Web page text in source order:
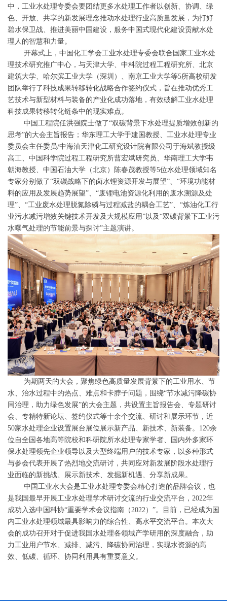
中，工业水处理专委会要团结更多水处理工作者以创新、协调、绿
色、开放、共享的新发展理念推动水处理行业高质量发展，为打好
碧水保卫战、推进美丽中国建设，服务中国式现代化建设贡献水处
理人的智慧和力量。
开幕式上，中国化工学会工业水处理专委会联合国家工业水处
理技术研究推广中心，与天津大学、中科院过程工程研究所、北京
建筑大学、哈尔滨工业大学（深圳）、南京工业大学等5所高校研发
团队举行了科技成果转移转化战略合作签约仪式，旨在推动优秀工
艺技术与新型材料与装备的产业化成功落地，有效破解工业水处理
科技成果转移转化链条中的现实难点。
中国工程院任洪强院士做了“双碳背景下水处理提质增效创新的
思考”的大会主旨报告；华东理工大学于建国教授、工业水处理专业
委员会主任委员/中海油天津化工研究设计院有限公司于海斌教授级
高工、中国科学院过程工程研究所曹宏斌研究员、华南理工大学韦
朝海教授、中国石油大学（北京）陈春茂教授等5位水处理领域知名
专家分别做了“双碳战略下的卤水锂资源开发与展望”、“环境功能材
料的应用及发展趋势展望”、“废锂电池资源化利用的废水溯源及处
理”、“工业废水处理脱氮除磷与过程减盐的耦合工艺”、“炼油化工行
业污水减污增效关键技术开发及大规模应用”以及“双碳背景下工业污
水曝气处理的节能前景与探讨”主题演讲。
为期两天的大会，聚焦绿色高质量发展背景下的工业用水、节
水、治水过程中的热点、难点和卡脖子问题，围绕“节水减污降碳协
同治理，助力绿色发展”的大会主题，共设置主旨报告会、专题研讨
会、专精特新论坛、签约仪式等十余个交流、研讨和展示环节，近
50家水处理企业设置展台展位展示新产品、新技术、新装备。120余
位自全国各地高等院校和科研院所水处理专家学者、国内外多家环
保水处理领先企业领导以及大型终端用户的技术专家，以多种形式
与参会代表开展了热烈地交流研讨，共同应对新发展阶段水处理行
业面临的新挑战、展示新技术、发掘新机遇、分享新成果。
中国工业水大会是工业水处理专委会精心打造的品牌会议，也
是我国最早开展工业水处理学术研讨交流的行业交流平台，2022年
成功入选中国科协“重要学术会议指南（2022）”。目前，已经成为国
内工业水处理领域最具影响力的综合性、高水平交流平台。本次大
会的成功召开对于促进我国水处理各领域产学研用的深度融合，助
力工业用户节水、减排、减污、降碳协同治理，实现水资源的高
效、低碳、循环、协同利用具有重要意义。